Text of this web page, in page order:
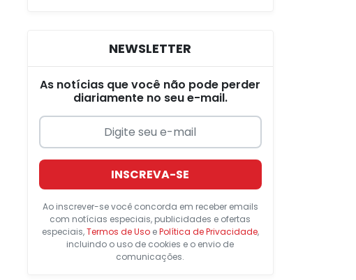
NEWSLETTER
As notícias que você não pode perder
diariamente no seu e-mail.
INSCREVA-SE
Ao inscrever-se você concorda em receber emails
com notícias especiais, publicidades e ofertas
especiais,Termos de UsoePolítica de Privacidade,
incluindo o uso de cookies e o envio de
comunicações.